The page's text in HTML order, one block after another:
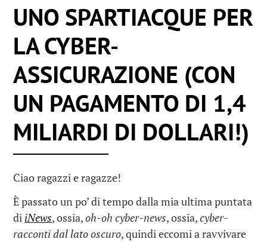
UNO SPARTIACQUE PER
LA CYBER-
ASSICURAZIONE (CON
UN PAGAMENTO DI 1,4
MILIARDI DI DOLLARI!)
Ciao ragazzi e ragazze!
È passato un po’ di tempo dalla mia ultima puntata
di iNews, ossia,oh-oh cyber-news, ossia,cyber-
racconti dal lato oscuro, quindi eccomi a ravvivare